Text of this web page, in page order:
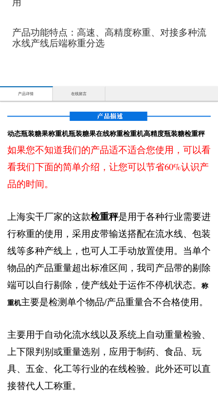
用
产品功能特点：高速、高精度称重、对接多种流
水线产线后端称重分选
产品详情 在线留言
动态瓶装糖果称重机瓶装糖果在线称重检重机高精度瓶装糖检重秤
如果您不知道我们的产品适不适合您使用，可以看
看我们下面的简单介绍，让您可以节省60%认识产
品的时间。
上海实干厂家的这款检重秤是用于各种行业需要进
行称重的使用，采用皮带输送搭配在流水线、包装
线等多种产线上，也可人工手动放置使用。当单个
物品的产品重量超出标准区间，我司产品带的剔除
端可以自行剔除，使产线处于运作不停机状态。
称
重机主要是检测单个物品/产品重量合不合格使用。
主要用于自动化流水线以及系统上自动重量检验、
上下限判别或重量选别，应用于制药、食品、玩
具、五金、化工等行业的在线检验。此外还可以直
接替代人工称重。